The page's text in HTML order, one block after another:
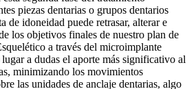
piezas dentarias o grupos dentarios
de idoneidad puede retrasar, alterar e
los objetivos finales de nuestro plan de
a través del microimplante
a dudas el aporte más significativo al
minimizando los movimientos
las unidades de anclaje dentarias, algo